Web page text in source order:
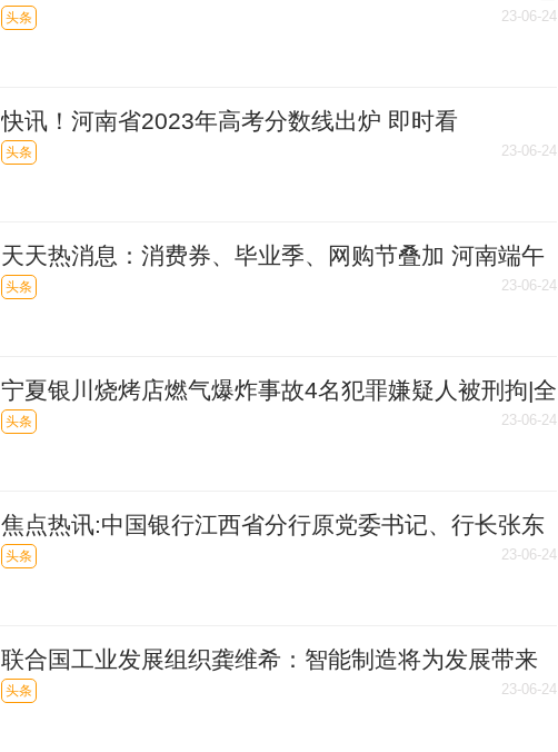
短讯
头条 23-06-24
快讯！河南省2023年高考分数线出炉 即时看
头条 23-06-24
天天热消息：消费券、毕业季、网购节叠加 河南端午
消费同比增长5.8％
头条 23-06-24
宁夏银川烧烤店燃气爆炸事故4名犯罪嫌疑人被刑拘|全
球观察
头条 23-06-24
焦点热讯:中国银行江西省分行原党委书记、行长张东
向接受审查调查
头条 23-06-24
联合国工业发展组织龚维希：智能制造将为发展带来
更多机遇-焦点报道
头条 23-06-24